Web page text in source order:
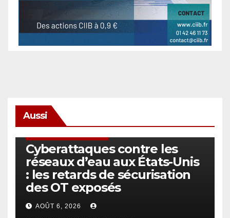
Aussi
Cyberattaques contre les
réseaux d’eau aux États-Unis
: les retards de sécurisation
des OT exposés
AOÛT 6, 2026